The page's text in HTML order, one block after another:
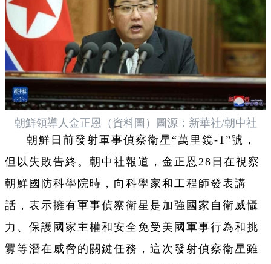
朝鮮領導人金正恩（資料圖）圖源：新華社/朝中社
朝鮮日前發射軍事偵察衛星“萬里鏡-1”號，
但以失敗告終。朝中社報道，金正恩28日在視察
朝鮮國防科學院時，向科學家和工程師發表講
話，表示擁有軍事偵察衛星是加強國家自衛威懾
力、保護國家主權和安全免受美國軍事行為和挑
釁等潛在威脅的關鍵任務，這次發射偵察衛星雖